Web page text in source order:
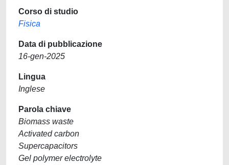
Corso di studio
Fisica
Data di pubblicazione
16-gen-2025
Lingua
Inglese
Parola chiave
Biomass waste
Activated carbon
Supercapacitors
Gel polymer electrolyte